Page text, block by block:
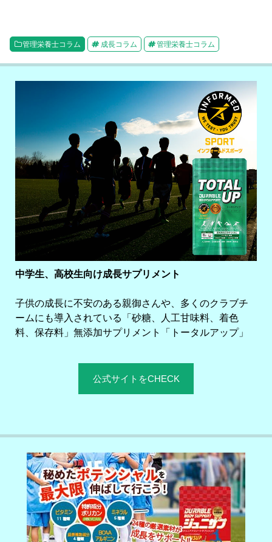
e
b
o
n
a
管理栄養士コラム 成長コラム 管理栄養士コラム
中学生、高校生向け成長サプリメント
子供の成長に不安のある親御さんや、多くのクラブチ
ームにも導入されている「砂糖、人工甘味料、着色
料、保存料」無添加サプリメント「トータルアップ」
公式サイトをCHECK